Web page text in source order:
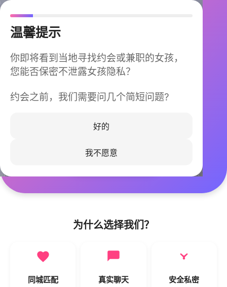
温馨提示
你即将看到当地寻找约会或兼职的女孩，
您能否保密不泄露女孩隐私？
约会之前，我们需要问几个简短问题?
好的
我不愿意
今晚不再孤单
同城快速匹配，马上认识身边的TA
立即下载
为什么选择我们？
同城匹配 真实聊天 安全私密